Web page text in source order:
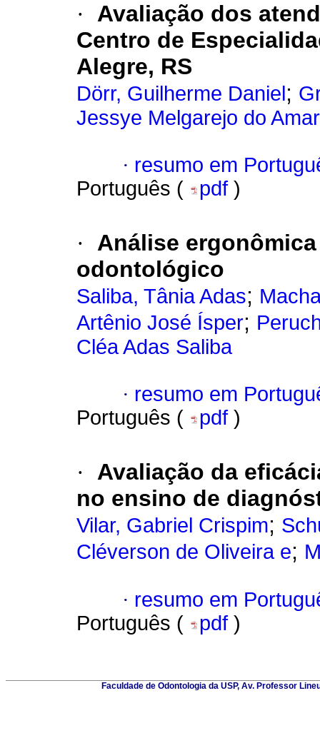
·
Avaliação dos
Centro de
Alegre, RS
Dörr, Guilherme Daniel ;
Jessye Melgarejo do
· resumo em
Português (
pdf )
·
Análise
odontológico
Saliba, Tânia Adas;
Artênio José Ísper;
Cléa Adas Saliba
· resumo em
Português (
pdf )
·
Avaliação da
no ensino de
Vilar, Gabriel Crispim;
Cléverson de Oliveira e;
· resumo em
Português (
pdf )
Faculdade de Odontologia da USP, Av. Professor